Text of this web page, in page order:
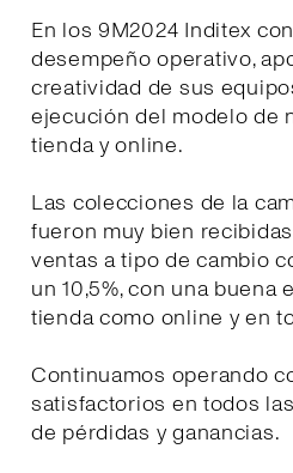
En los 9M2024 Inditex
desempeño operativo,
creatividad de sus
ejecución del modelo de
tienda y online.
Las colecciones de la
fueron muy bien
ventas a tipo de cambio
un 10,5%, con una buena
tienda como online y en
Continuamos operando
satisfactorios en todos
de pérdidas y ganancias.